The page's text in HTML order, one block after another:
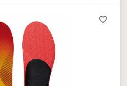
favorite_border